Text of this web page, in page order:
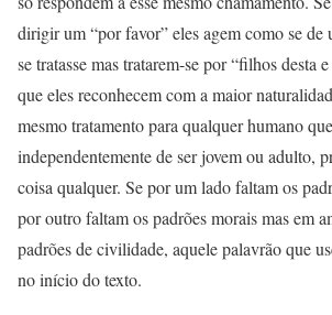
dirigir um “por favor” eles agem como se de
se tratasse mas tratarem-se por “filhos desta
que eles reconhecem com a maior
mesmo tratamento para qualquer humano
independentemente de ser jovem ou adulto,
coisa qualquer. Se por um lado faltam os
por outro faltam os padrões morais mas em
padrões de civilidade, aquele palavrão que
no início do texto.